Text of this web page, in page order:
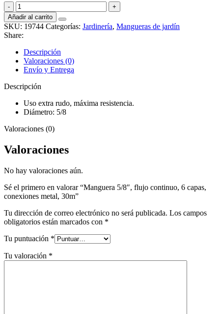
Manguera
5/8",
flujo
continuo,
6
capas,
conexiones
metal,
30m
cantidad
Añadir al carrito
SKU: 19744 Categorías: Jardinería, Mangueras de jardín
Share:
Descripción
Valoraciones (0)
Envío y Entrega
Descripción
Uso extra rudo, máxima resistencia.
Diámetro: 5/8
Valoraciones (0)
Valoraciones
No hay valoraciones aún.
Sé el primero en valorar “Manguera 5/8″, flujo continuo, 6 capas,
conexiones metal, 30m”
Tu dirección de correo electrónico no será publicada. Los campos
obligatorios están marcados con *
Tu puntuación *
Tu valoración *